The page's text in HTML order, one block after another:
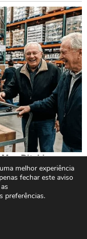
melhor experiência
fechar este aviso
preferências.